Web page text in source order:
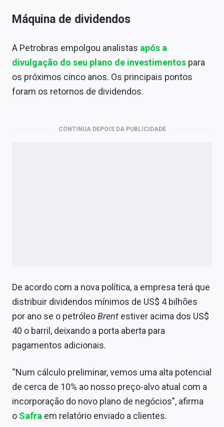
Máquina de dividendos
A Petrobras empolgou analistas após a
divulgação do seu plano de investimentos para
os próximos cinco anos. Os principais pontos
foram os retornos de dividendos.
CONTINUA DEPOIS DA PUBLICIDADE
De acordo com a nova política, a empresa terá que
distribuir dividendos mínimos de US$ 4 bilhões
por ano se o petróleoBrent estiver acima dos US$
40 o barril, deixando a porta aberta para
pagamentos adicionais.
“Num cálculo preliminar, vemos uma alta potencial
de cerca de 10% ao nosso preço-alvo atual com a
incorporação do novo plano de negócios”, afirma
o Safra em relatório enviado a clientes.